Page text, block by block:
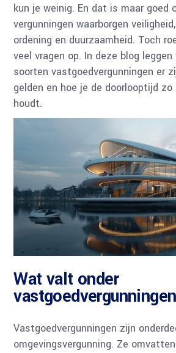
kun je weinig. En dat is maar goed
vergunningen waarborgen
ordening en duurzaamheid. Toch
veel vragen op. In deze blog
soorten vastgoedvergunningen er
gelden en hoe je de doorlooptijd
houdt.
Wat valt onder
vastgoedvergunningen
Vastgoedvergunningen zijn
omgevingsvergunning. Ze